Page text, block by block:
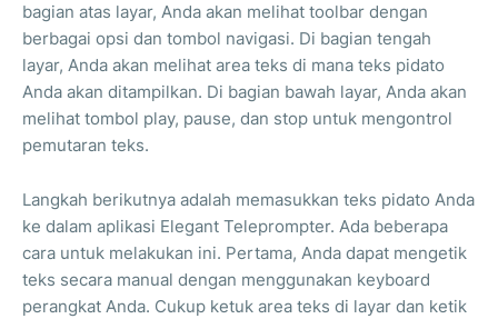
bagian atas layar, Anda akan melihat toolbar dengan
berbagai opsi dan tombol navigasi. Di bagian tengah
layar, Anda akan melihat area teks di mana teks pidato
Anda akan ditampilkan. Di bagian bawah layar, Anda akan
melihat tombol play, pause, dan stop untuk mengontrol
pemutaran teks.
Langkah berikutnya adalah memasukkan teks pidato Anda
ke dalam aplikasi Elegant Teleprompter. Ada beberapa
cara untuk melakukan ini. Pertama, Anda dapat mengetik
teks secara manual dengan menggunakan keyboard
perangkat Anda. Cukup ketuk area teks di layar dan ketik